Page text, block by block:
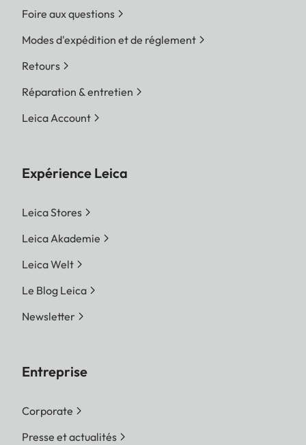
Foire aux questions
Modes d'expédition et de réglement
Retours
Réparation & entretien
Leica Account
Expérience Leica
Leica Stores
Leica Akademie
Leica Welt
Le Blog Leica
Newsletter
Entreprise
Corporate
Presse et actualités